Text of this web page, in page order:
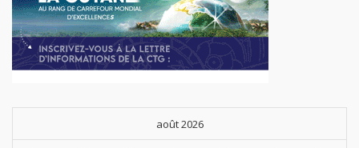
août 2026